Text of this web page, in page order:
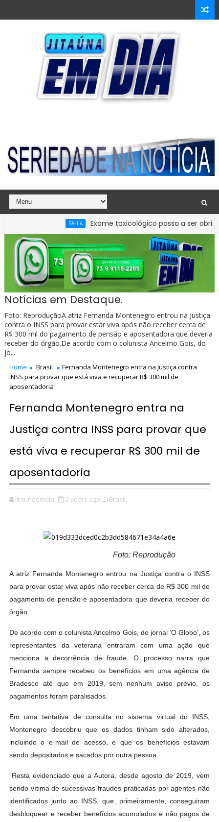
Exame toxicológico passa a ser obrigatório
quadro de pessoal da Câmara de Ibirataia
Notícias em Destaque.
Foto: ReproduçãoA atriz Fernanda Montenegro entrou na Justiça
contra o INSS para provar estar viva após não receber cerca de
R$ 300 mil do pagamento de pensão e aposentadora que deveria
receber do órgão.De acordo com o colunista Ancelmo Gois, do
jo...
Home Brasil
Fernanda Montenegro entra na Justiça contra
INSS para provar que está viva e recuperar R$ 300 mil de
aposentadoria
Fernanda Montenegro entra na
Justiça contra INSS para provar que
está viva e recuperar R$ 300 mil de
aposentadoria
jitaunaemdia 2 years ago Brasil,
Foto: Reprodução
A atriz Fernanda Montenegro entrou na Justiça contra o INSS
para provar estar viva após não receber cerca de R$ 300 mil do
pagamento de pensão e aposentadora que deveria receber do
órgão.
De acordo com o colunista Ancelmo Gois, do jornal ‘O Globo’, os
representantes da veterana entraram com uma ação que
menciona a decorrência de fraude. O processo narra que
Fernanda sempre recebeu os benefícios em uma agência de
Bradesco até que em 2019, sem nenhum aviso prévio, os
pagamentos foram paralisados.
Em uma tentativa de consulta no sistema virtual do INSS,
Montenegro descobriu que os dados tinham sido alterados,
incluindo o e-mail de acesso, e que os benefícios estavam
sendo depositados e sacados por outra pessoa.
”Resta evidenciado que a Autora, desde agosto de 2019, vem
sendo vítima de sucessivas fraudes praticadas por agentes não
identificados junto ao INSS, que, primeiramente, conseguiram
desbloquear e receber benefícios acumulados e não pagos de